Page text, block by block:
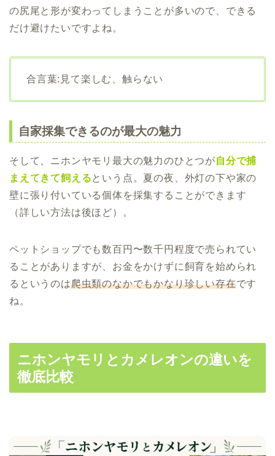
の尻尾と形が変わってしまうことが多いので、できる
だけ避けたいですよね。
合言葉:見て楽しむ、触らない
自家採集できるのが最大の魅力
そして、ニホンヤモリ最大の魅力のひとつが自分で捕
まえてきて飼えるという点。夏の夜、外灯の下や家の
壁に張り付いている個体を採集することができます
（詳しい方法は後ほど）。
ペットショップでも数百円〜数千円程度で売られてい
ることがありますが、お金をかけずに飼育を始められ
るというのは爬虫類のなかでもかなり珍しい存在です
ね。
ニホンヤモリとカメレオンの違いを
徹底比較